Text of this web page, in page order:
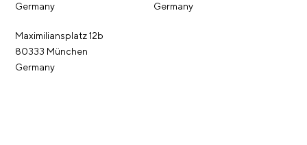
Germany
Germany
Maximiliansplatz 12b
80333 München
Germany